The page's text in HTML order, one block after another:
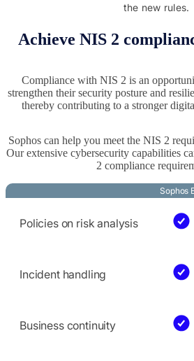
the new rules.
Achieve NIS 2
Compliance with NIS 2 is an
strengthen their security posture and
thereby contributing to a stronger
Sophos can help you meet the NIS 2
Our extensive cybersecurity capabilities
2 compliance
Sophos
Policies on risk analysis
Incident handling
Business continuity